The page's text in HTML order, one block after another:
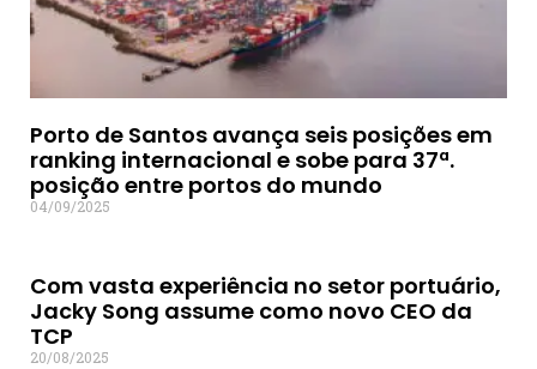
Porto de Santos avança seis posições em
ranking internacional e sobe para 37ª.
posição entre portos do mundo
04/09/2025
Com vasta experiência no setor portuário,
Jacky Song assume como novo CEO da
TCP
20/08/2025